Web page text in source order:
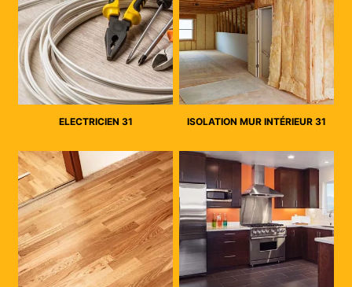
ELECTRICIEN 31 ISOLATION MUR INTÉRIEUR 31